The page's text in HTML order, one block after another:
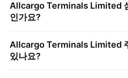
Allcargo Terminals Limited
인가요?
Allcargo Terminals Limited
있나요?